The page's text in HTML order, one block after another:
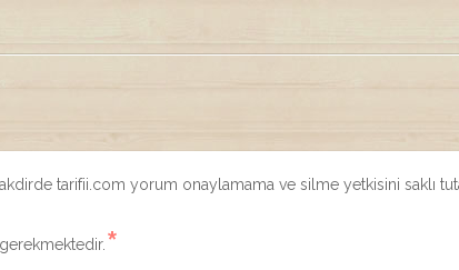
tarifii.com yorum onaylamama ve silme yetkisini saklı
*